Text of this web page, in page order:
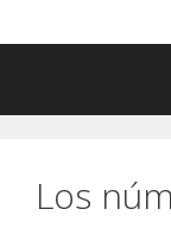
Los